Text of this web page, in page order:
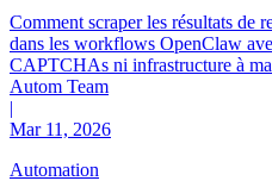
Comment scraper les résultats de
dans les workflows OpenClaw
CAPTCHAs ni infrastructure à
Autom Team
|
Mar 11, 2026
Automation